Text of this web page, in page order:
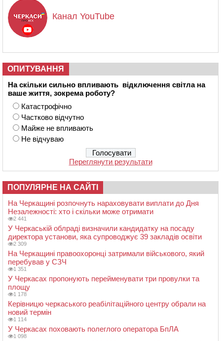
Канал YouTube
ОПИТУВАННЯ
На скільки сильно впливають відключення світла на
ваше життя, зокрема роботу?
Катастрофічно
Частково відчутно
Майже не впливають
Не відчуваю
Переглянути результати
ПОПУЛЯРНЕ НА САЙТІ
На Черкащині розпочнуть нараховувати виплати до Дня
Незалежності: хто і скільки може отримати
2 441
У Черкаській облраді визначили кандидатку на посаду
директора установи, яка супроводжує 39 закладів освіти
2 309
На Черкащині правоохоронці затримали військового, який
перебував у СЗЧ
1 351
У Черкасах пропонують перейменувати три провулки та
площу
1 178
Керівницю черкаського реабілітаційного центру обрали на
новий термін
1 114
У Черкасах поховають полеглого оператора БпЛА
1 098